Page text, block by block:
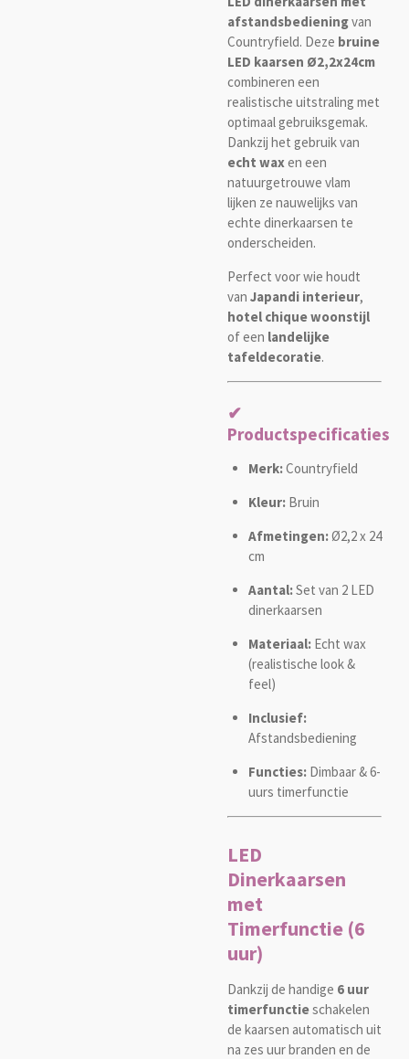
afstandsbedieningvan
Countryfield. Deze bruine
LED kaarsen Ø2,2x24cm
combineren een
realistische uitstraling met
optimaal gebruiksgemak.
Dankzij het gebruik van
echt waxen een
natuurgetrouwe vlam
lijken ze nauwelijks van
echte dinerkaarsen te
onderscheiden.
Perfect voor wie houdt
van Japandi interieur,
hotel chique woonstijl
of een landelijke
tafeldecoratie.
✔
Productspecificaties
Merk:Countryfield
Kleur:Bruin
Afmetingen:Ø2,2 x 24
cm
Aantal:Set van 2 LED
dinerkaarsen
Materiaal:Echt wax
(realistische look &
feel)
Inclusief:
Afstandsbediening
Functies:Dimbaar & 6-
uurs timerfunctie
LED
Dinerkaarsen
met
Timerfunctie (6
uur)
Dankzij de handige 6 uur
timerfunctieschakelen
de kaarsen automatisch uit
na zes uur branden en de